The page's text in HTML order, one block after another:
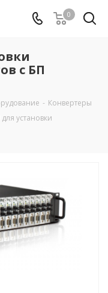
0
с БП
- Конвертеры
установки